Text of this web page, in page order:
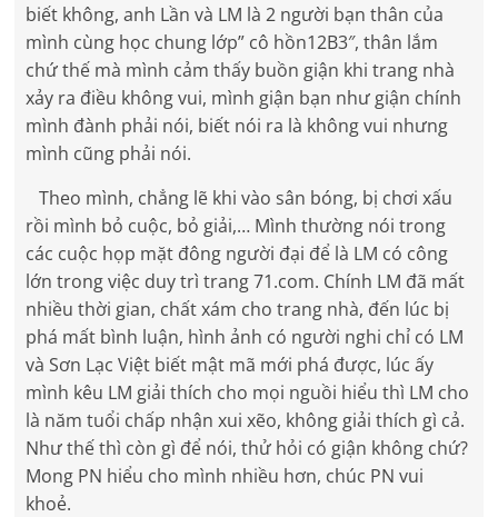
biết không, anh Lần và LM là 2 người bạn thân của
mình cùng học chung lớp” cô hồn12B3″, thân lắm
chứ thế mà mình cảm thấy buồn giận khi trang nhà
xảy ra điều không vui, mình giận bạn như giận chính
mình đành phải nói, biết nói ra là không vui nhưng
mình cũng phải nói.
Theo mình, chẳng lẽ khi vào sân bóng, bị chơi xấu
rồi mình bỏ cuộc, bỏ giải,… Mình thường nói trong
các cuộc họp mặt đông người đại để là LM có công
lớn trong việc duy trì trang 71.com. Chính LM đã mất
nhiều thời gian, chất xám cho trang nhà, đến lúc bị
phá mất bình luận, hình ảnh có người nghi chỉ có LM
và Sơn Lạc Việt biết mật mã mới phá được, lúc ấy
mình kêu LM giải thích cho mọi nguồi hiểu thì LM cho
là năm tuổi chấp nhận xui xẽo, không giải thích gì cả.
Như thế thì còn gì để nói, thử hỏi có giận không chứ?
Mong PN hiểu cho mình nhiều hơn, chúc PN vui
khoẻ.